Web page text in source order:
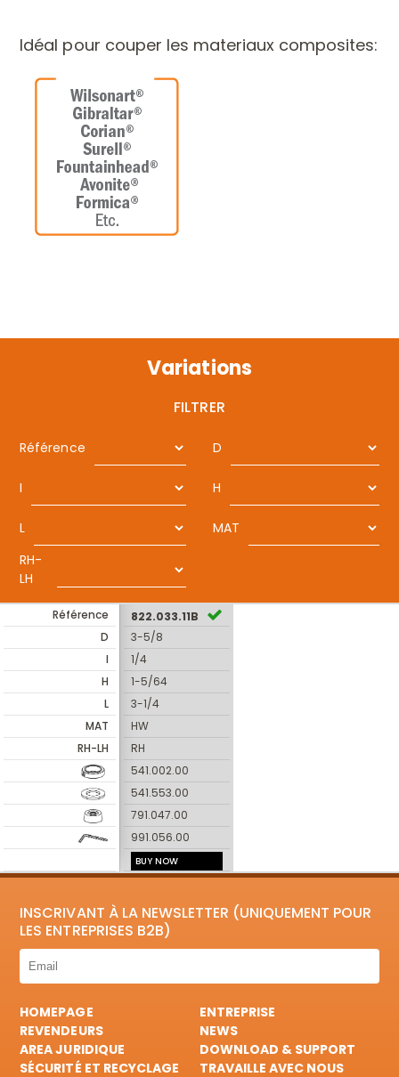
Idéal pour couper les materiaux composites:
Variations
FILTRER
Référence D
I H
L
MAT
RH-
LH
Référence
D
I
H
L
MAT
RH-LH
822.033.11B
3-5/8
1/4
1-5/64
3-1/4
HW
RH
541.002.00
541.553.00
791.047.00
991.056.00
BUY NOW
INSCRIVANT À LA NEWSLETTER (UNIQUEMENT POUR
LES ENTREPRISES B2B)
HOMEPAGE
ENTREPRISE
REVENDEURS
NEWS
AREA JURIDIQUE
DOWNLOAD & SUPPORT
SÉCURITÉ ET RECYCLAGE
TRAVAILLE AVEC NOUS